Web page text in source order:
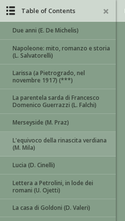
Table of Contents
Due anni (E. De Michelis)
Napoleone: mito, romanzo e storia
(L. Salvatorelli)
Larissa (a Pietrogrado, nel
novembre 1917) (***)
La parentela sarda di Francesco
Domenico Guerrazzi (L. Falchi)
Merseyside (M. Praz)
L'equivoco della rinascita verdiana
(M. Mila)
Lucia (D. Cinelli)
Lettera a Petrolini, in lode dei
romani (U. Ojetti)
La casa di Goldoni (D. Valeri)